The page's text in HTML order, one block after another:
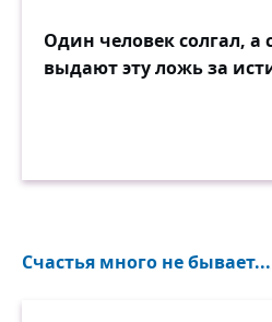
Один человек солгал, а
выдают эту ложь за
Счастья много не бывает...